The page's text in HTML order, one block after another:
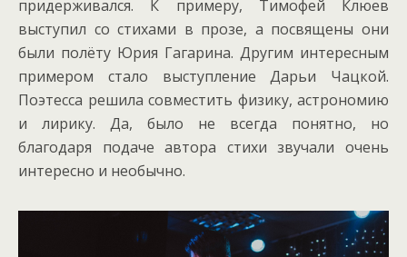
придерживался. К примеру, Тимофей Клюев
выступил со стихами в прозе, а посвящены они
были полёту Юрия Гагарина. Другим интересным
примером стало выступление Дарьи Чацкой.
Поэтесса решила совместить физику, астрономию
и лирику. Да, было не всегда понятно, но
благодаря подаче автора стихи звучали очень
интересно и необычно.